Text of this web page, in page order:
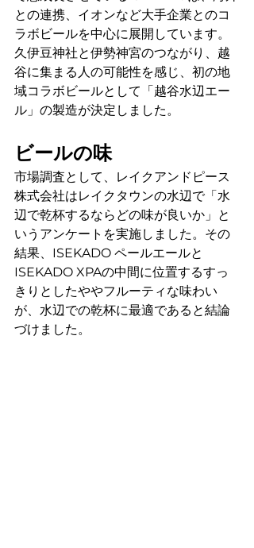
との連携、イオンなど大手企業とのコ
ラボビールを中心に展開しています。
久伊豆神社と伊勢神宮のつながり、越
谷に集まる人の可能性を感じ、初の地
域コラボビールとして「越谷水辺エー
ル」の製造が決定しました。
ビールの味
市場調査として、レイクアンドピース
株式会社はレイクタウンの水辺で「水
辺で乾杯するならどの味が良いか」と
いうアンケートを実施しました。その
結果、ISEKADO ペールエールと
ISEKADO XPAの中間に位置するすっ
きりとしたややフルーティな味わい
が、水辺での乾杯に最適であると結論
づけました。